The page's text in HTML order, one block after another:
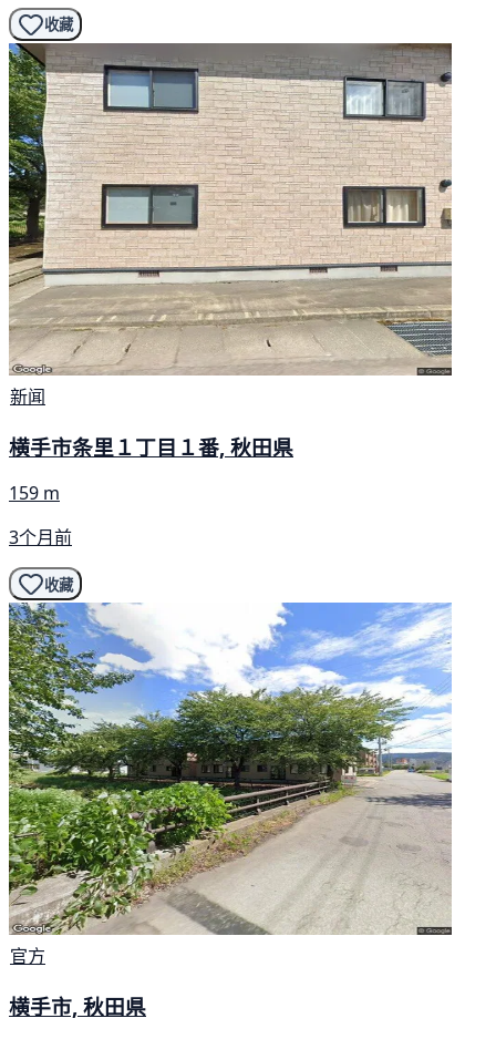
收藏
新闻
横手市条里１丁目１番, 秋田県
159 m
3个月前
收藏
官方
横手市, 秋田県